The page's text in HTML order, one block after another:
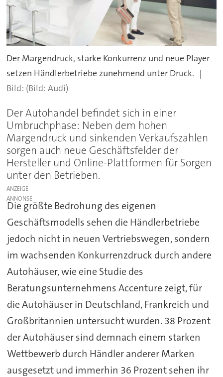
Der Margendruck, starke Konkurrenz und neue Player
setzen Händlerbetriebe zunehmend unter Druck.
(Bild: Audi)
Der Autohandel befindet sich in einer
Umbruchphase: Neben dem hohen
Margendruck und sinkenden Verkaufszahlen
sorgen auch neue Geschäftsfelder der
Hersteller und Online-Plattformen für Sorgen
unter den Betrieben.
ANZEIGE
Die größte Bedrohung des eigenen
Geschäftsmodells sehen die Händlerbetriebe
jedoch nicht in neuen Vertriebswegen, sondern
im wachsenden Konkurrenzdruck durch andere
Autohäuser, wie eine Studie des
Beratungsunternehmens Accenture zeigt, für
die Autohäuser in Deutschland, Frankreich und
Großbritannien untersucht wurden. 38 Prozent
der Autohäuser sind demnach einem starken
Wettbewerb durch Händler anderer Marken
ausgesetzt und immerhin 36 Prozent sehen ihr